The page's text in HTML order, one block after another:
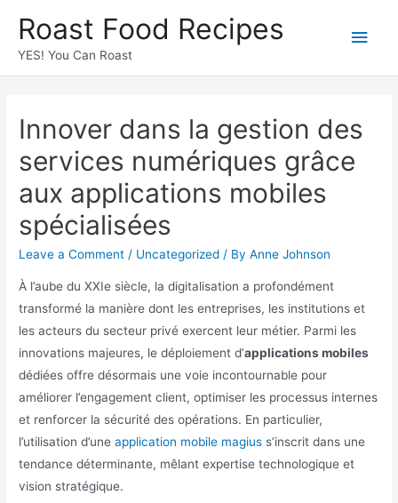
Roast Food Recipes
YES! You Can Roast
Innover dans la gestion des
services numériques grâce
aux applications mobiles
spécialisées
Leave a Comment / Uncategorized / ByAnne Johnson
À l’aube du XXIe siècle, la digitalisation a profondément
transformé la manière dont les entreprises, les institutions et
les acteurs du secteur privé exercent leur métier. Parmi les
innovations majeures, le déploiement d’applications mobiles
dédiées offre désormais une voie incontournable pour
améliorer l’engagement client, optimiser les processus internes
et renforcer la sécurité des opérations. En particulier,
l’utilisation d’uneapplication mobile magius s’inscrit dans une
tendance déterminante, mêlant expertise technologique et
vision stratégique.